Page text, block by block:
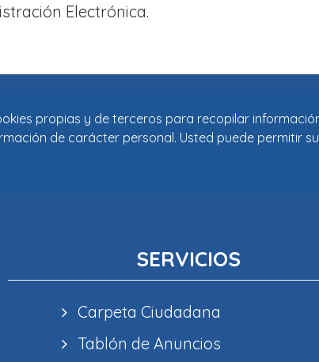
Electrónica.
propias y de terceros para recopilar
de carácter personal. Usted puede permitir
SERVICIOS
Carpeta Ciudadana
Tablón de Anuncios